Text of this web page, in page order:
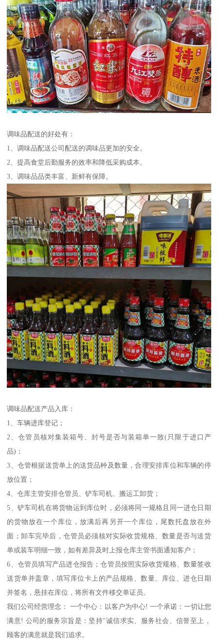
调味品配送的好处有：
1、调味品配送公司配送的调味品更加的安全。
2、提高食堂后勤服务的效率和降低采购成本。
3、调味品品类丰富、新鲜有保障。
调味品配送产品入库：
1、车辆进库登记；
2、仓管员核对集装箱号、封号是否与装箱单一致(只限于进口产
品)；
3、仓管根据送货单上的送货品种及数量，合理安排库位和车辆的停
放位置；
4、仓库主管安排仓管员、铲车司机、搬运工卸货；
5、铲车司机在将货物运到库位时，必须将同一规格且同一进仓日期
的货物放在一个库位，放满后再另开一个库位，尾数托盘放在外
面；卸车完毕后，仓管员必须核对实际收货规格、数量是否与送货
单或装车明细一致，如有差异及时上报仓库主管书面通知客户；
6、仓管员填写产品进仓报告；仓管员按照实际收货规格、数量签收
送货单并盖章，填写库位卡上的产品规格、数量、库位、进仓日期
并签名，悬挂在库位，将所有文件移交单证员。
我们公司经营理念： 一个中心：以客户为中心! 一个承诺：一切让您
满意! 公司的服务宗旨是：坚持"诚信求实、服务社会、信誉至上，
顾客的满意就是我们追求。